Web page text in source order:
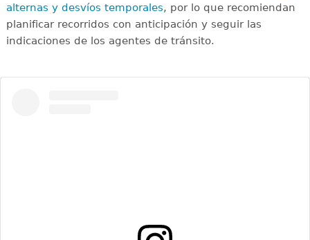
alternas y desvíos temporales, por lo que recomiendan
planificar recorridos con anticipación y seguir las
indicaciones de los agentes de tránsito.